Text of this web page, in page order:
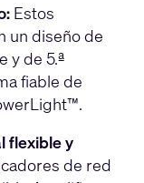
Estos
un diseño de
y de 5.ª
fiable de
flexible y
de red